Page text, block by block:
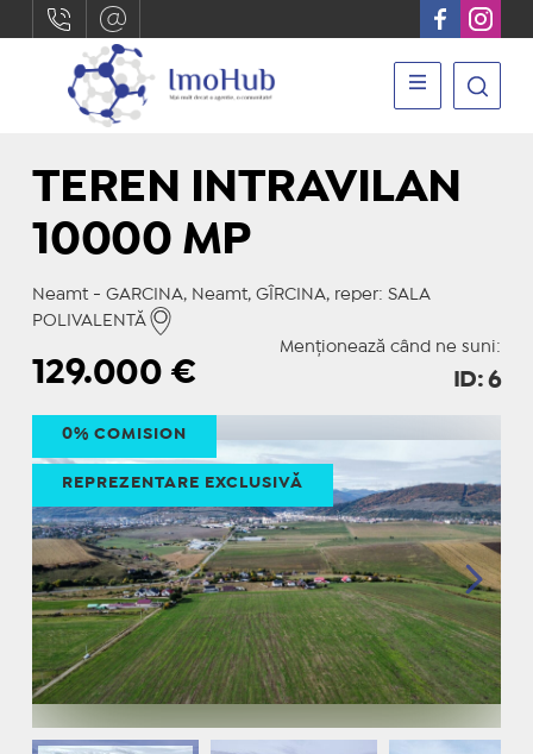
TEREN INTRAVILAN
10000 MP
Neamt - GARCINA, Neamt, GÎRCINA, reper: SALA
POLIVALENTĂ
Menționează când ne suni:
129.000 € ID: 6
0% COMISION
REPREZENTARE EXCLUSIVĂ